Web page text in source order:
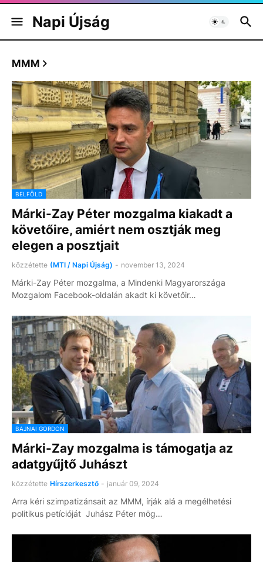
Napi Újság
MMM
BELFÖLD
Márki-Zay Péter mozgalma kiakadt a
követőire, amiért nem osztják meg
elegen a posztjait
közzétette (MTI / Napi Újság) - november 13, 2024
Márki-Zay Péter mozgalma, a Mindenki Magyarországa
Mozgalom Facebook-oldalán akadt ki követőir…
BAJNAI GORDON
Márki-Zay mozgalma is támogatja az
adatgyűjtő Juhászt
közzétette Hírszerkesztő - január 09, 2024
Arra kéri szimpatizánsait az MMM, írják alá a megélhetési
politikus petícióját Juhász Péter mög…